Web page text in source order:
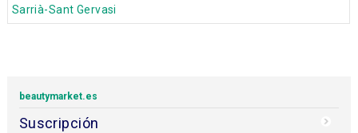
Sarrià-Sant Gervasi
beautymarket.es
Suscripción